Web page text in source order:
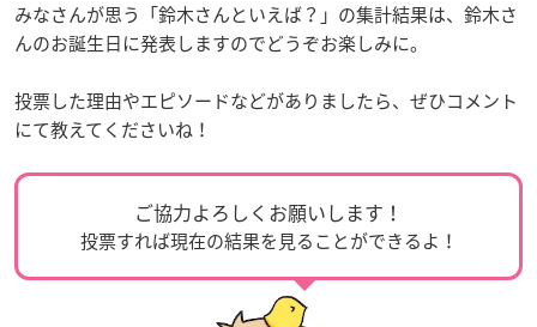
みなさんが思う「鈴木さんといえば？」の集計結果は、鈴木さ
んのお誕生日に発表しますのでどうぞお楽しみに。
投票した理由やエピソードなどがありましたら、ぜひコメント
にて教えてくださいね！
ご協力よろしくお願いします！
投票すれば現在の結果を見ることができるよ！